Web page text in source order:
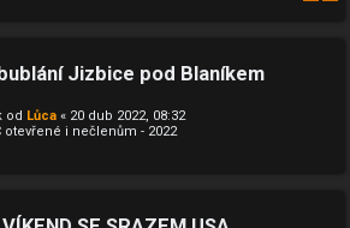
Jizbice pod Blaníkem
od Lůca « 20 dub 2022, 08:32
otevřené i nečlenům - 2022